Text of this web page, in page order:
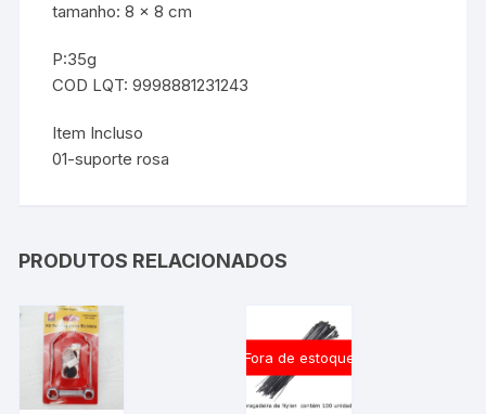
tamanho: 8 x 8 cm
P:35g
COD LQT: 9998881231243
Item Incluso
01-suporte rosa
PRODUTOS RELACIONADOS
Fora de estoque